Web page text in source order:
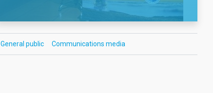
General public Communications media